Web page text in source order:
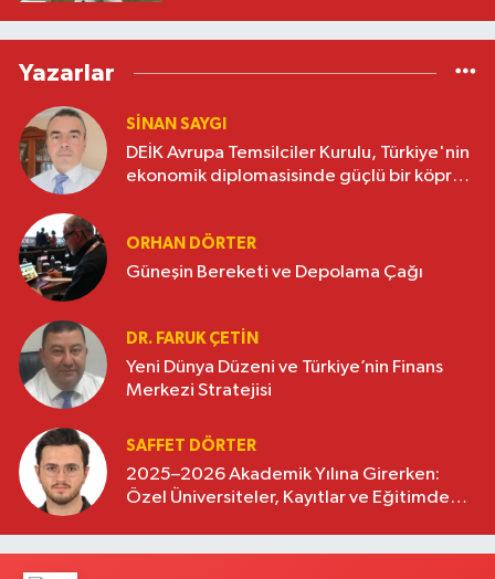
Yazarlar
SINAN SAYGI
DEİK Avrupa Temsilciler Kurulu, Türkiye'nin
ekonomik diplomasisinde güçlü bir köprü
ORHAN DÖRTER
Güneşin Bereketi ve Depolama Çağı
DR. FARUK ÇETİN
Yeni Dünya Düzeni ve Türkiye’nin Finans
Merkezi Stratejisi
SAFFET DÖRTER
2025–2026 Akademik Yılına Girerken:
Özel Üniversiteler, Kayıtlar ve Eğitimde